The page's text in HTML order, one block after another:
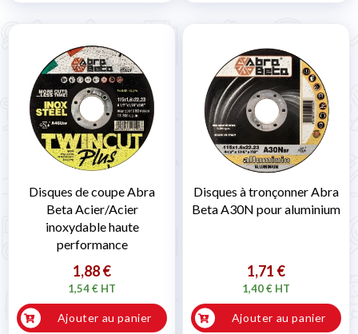
Disques de coupe Abra
Beta Acier/Acier
inoxydable haute
performance
1,88 €
1,54 € HT
Ajouter au panier
Disques à tronçonner Abra
Beta A30N pour aluminium
1,71 €
1,40 € HT
Ajouter au panier